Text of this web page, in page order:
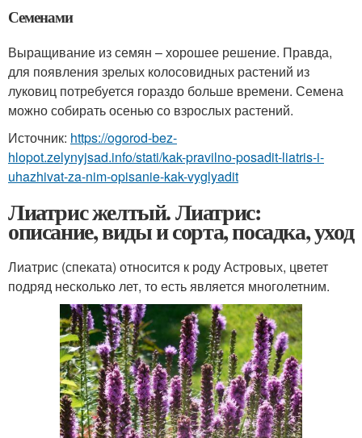
Семенами
Выращивание из семян – хорошее решение. Правда,
для появления зрелых колосовидных растений из
луковиц потребуется гораздо больше времени. Семена
можно собирать осенью со взрослых растений.
Источник: https://ogorod-bez-
hlopot.zelynyjsad.info/stati/kak-pravilno-posadit-liatris-i-
uhazhivat-za-nim-opisanie-kak-vyglyadit
Лиатрис желтый. Лиатрис:
описание, виды и сорта, посадка, уход
Лиатрис (спеката) относится к роду Астровых, цветет
подряд несколько лет, то есть является многолетним.